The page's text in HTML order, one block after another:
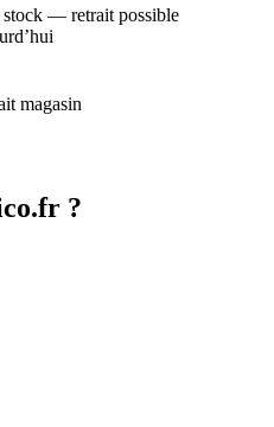
stock — retrait possible
magasin
?